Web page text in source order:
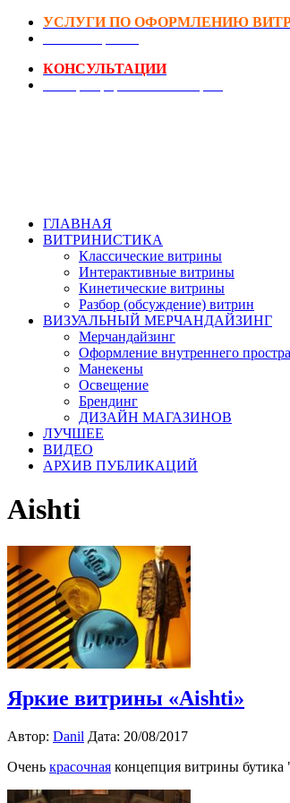
УСЛУГИ ПО ОФОРМЛЕНИЮ
КОНСУЛЬТАЦИИ
ГЛАВНАЯ
ВИТРИНИСТИКА
Классические витрины
Интерактивные витрины
Кинетические витрины
Разбор (обсуждение) витрин
ВИЗУАЛЬНЫЙ МЕРЧАНДАЙЗИНГ
Мерчандайзинг
Оформление внутреннего
Манекены
Освещение
Брендинг
ДИЗАЙН МАГАЗИНОВ
ЛУЧШЕЕ
ВИДЕО
АРХИВ ПУБЛИКАЦИЙ
Aishti
Яркие витрины «Aishti»
Автор: Danil Дата: 20/08/2017
Очень красочная концепция витрины бутика